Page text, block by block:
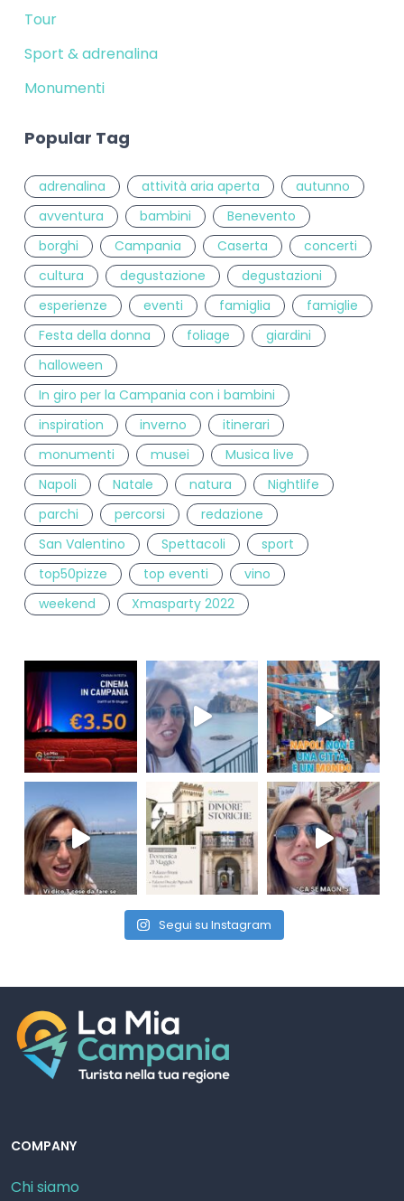
Tour
Sport & adrenalina
Monumenti
Popular Tag
adrenalina attività aria aperta
autunno
avventura
bambini
Benevento
borghi
Campania Caserta
concerti
cultura
degustazione
degustazioni
esperienze
eventi famiglia
famiglie
Festa della donna
foliage
giardini
halloween
In giro per la Campania con i bambini
inspiration
inverno
itinerari
monumenti
musei
Musica live
Napoli
Natale natura
Nightlife
parchi
percorsi
redazione
San Valentino
Spettacoli
sport
top50pizze
top eventi
vino
weekend
Xmasparty 2022
Segui su Instagram
COMPANY
Chi siamo